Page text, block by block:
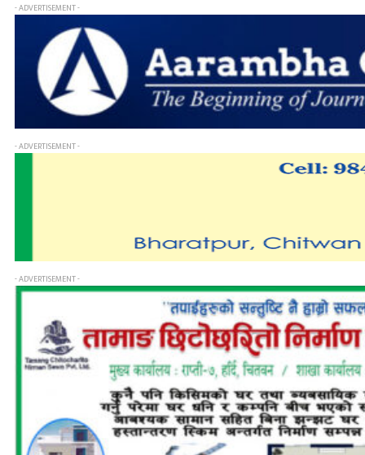
- ADVERTISEMENT -
- ADVERTISEMENT -
- ADVERTISEMENT -